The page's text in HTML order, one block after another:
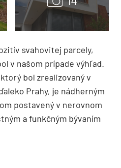
svahovitej parcely,
v našom prípade výhľad.
bol zrealizovaný v
Prahy, je nádherným
postavený v nerovnom
a funkčným bývaním